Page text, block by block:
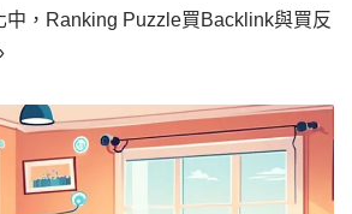
中，Ranking Puzzle買Backlink與買反